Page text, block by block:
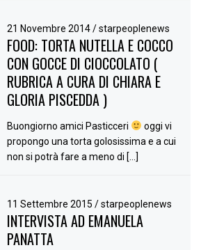
21 Novembre 2014/ starpeoplenews
FOOD: TORTA NUTELLA E COCCO
CON GOCCE DI CIOCCOLATO (
RUBRICA A CURA DI CHIARA E
GLORIA PISCEDDA )
Buongiorno amici Pasticceri
oggi vi
propongo una torta golosissima e a cui
non si potrà fare a meno di […]
11 Settembre 2015/ starpeoplenews
INTERVISTA AD EMANUELA
PANATTA